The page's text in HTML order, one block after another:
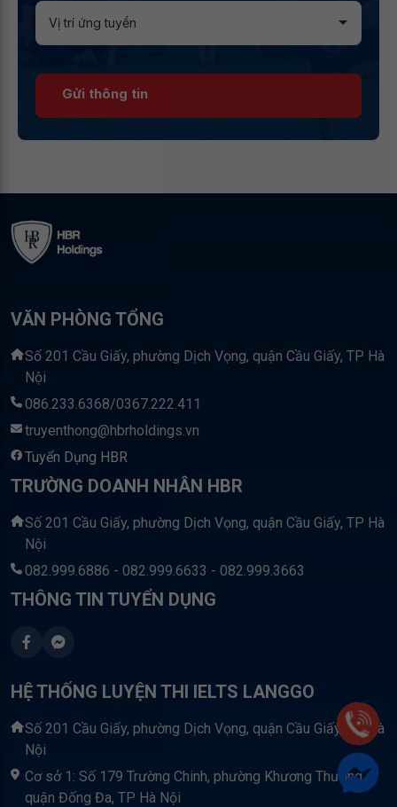
Gửi thông tin
VĂN PHÒNG TỔNG
Số 201 Cầu Giấy, phường Dịch Vọng, quận Cầu Giấy, TP Hà
Nội
086.233.6368/0367.222.411
truyenthong@hbrholdings.vn
Tuyển Dụng HBR
TRƯỜNG DOANH NHÂN HBR
Số 201 Cầu Giấy, phường Dịch Vọng, quận Cầu Giấy, TP Hà
Nội
082.999.6886 - 082.999.6633 - 082.999.3663
THÔNG TIN TUYỂN DỤNG
HỆ THỐNG LUYỆN THI IELTS LANGGO
Số 201 Cầu Giấy, phường Dịch Vọng, quận Cầu Giấy, TP Hà
Nội
Cơ sở 1: Số 179 Trường Chinh, phường Khương Thượng,
quận Đống Đa, TP Hà Nội